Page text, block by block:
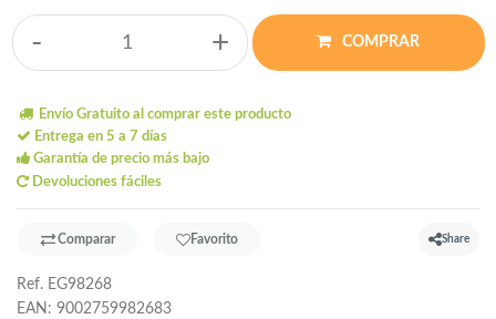
- + COMPRAR
Envío Gratuito al comprar este producto
Entrega en 5 a 7 días
Garantía de precio más bajo
Devoluciones fáciles
Comparar Favorito Share
Ref. EG98268
EAN: 9002759982683